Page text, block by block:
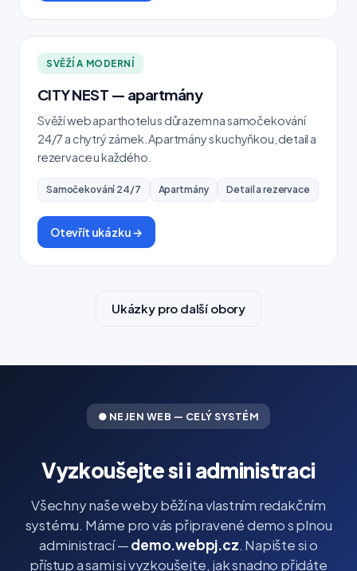
SVĚŽÍ A MODERNÍ
CITY NEST — apartmány
Svěží web aparthotelu s důrazem na samočekování
24/7 a chytrý zámek. Apartmány s kuchyňkou, detail a
rezervace u každého.
Samočekování 24/7 Apartmány Detail a rezervace
Otevřít ukázku →
Ukázky pro další obory
● NEJEN WEB — CELÝ SYSTÉM
Vyzkoušejte si i administraci
Všechny naše weby běží na vlastním redakčním
systému. Máme pro vás připravené demo s plnou
administrací —demo.webpj.cz. Napište si o
přístup a sami si vyzkoušejte, jak snadno přidáte